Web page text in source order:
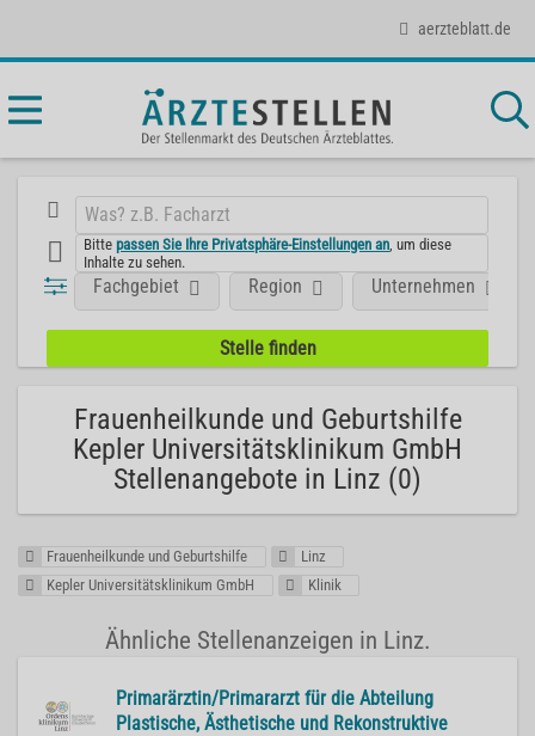
aerzteblatt.de
Bittepassen Sie Ihre Privatsphäre-Einstellungen an , um diese
Inhalte zu sehen.
Fachgebiet Region Unternehmen
Frauenheilkunde und Geburtshilfe
Kepler Universitätsklinikum GmbH
Stellenangebote in Linz (0)
Frauenheilkunde und Geburtshilfe
Linz
Kepler Universitätsklinikum GmbH
Klinik
Ähnliche Stellenanzeigen in Linz.
Primarärztin/Primararzt für die Abteilung
Plastische, Ästhetische und Rekonstruktive